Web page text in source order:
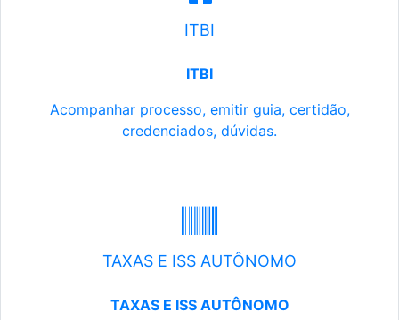
ITBI
ITBI
Acompanhar processo, emitir guia, certidão,
credenciados, dúvidas.
TAXAS E ISS AUTÔNOMO
TAXAS E ISS AUTÔNOMO